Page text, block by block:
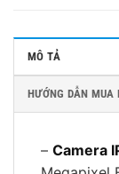
MÔ TẢ
HƯỚNG DẪN
– Camera